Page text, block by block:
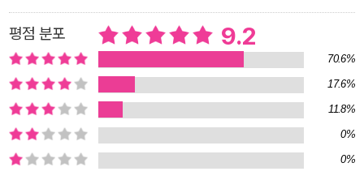
이 같은 문제를 제기하며, 데이터, 증거, 이론의 상호 의존적 순환
구조를 깊이 있게 설명한다. 오류는 어떻게 생겨나는가? 각종 통
계와 설문조사, 보고서 등에 숨겨진 오류의 근원 이야기 하나. 20
10년대 초반, 당시 미국에서는 사회적 고립이 국가적인 담론으로
떠오르고 있었다. 이때 한 연구팀이 명망 높은 ‘종합사회조사’의
데이터를 이용해서 논문을 발표했다. 종합사회조사는 1985년과
2004년 두 차례에 걸쳐 중요한 일을 상의하는 주변 사람들의 이
평점 분포 9.2
70.6%
17.6%
11.8%
0%
0%